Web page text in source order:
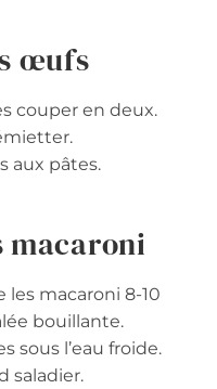
œufs
couper en deux.
aux pâtes.
macaroni
les macaroni 8-10
bouillante.
sous l’eau froide.
saladier.